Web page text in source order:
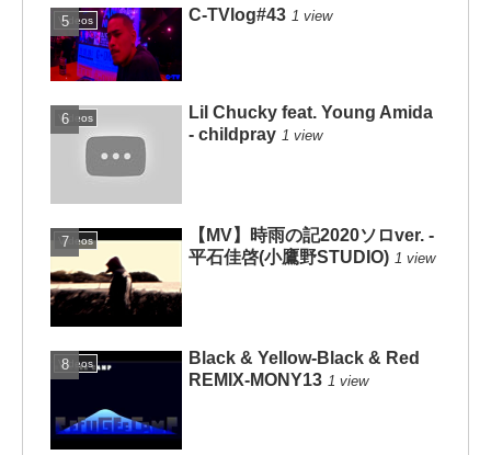
Videos C-TVlog#43 1 view
Videos
Lil Chucky feat. Young Amida
- childpray 1 view
Videos
【MV】時雨の記2020ソロver. -
平石佳啓(小鷹野STUDIO) 1 view
Videos
Black & Yellow-Black & Red
REMIX-MONY13 1 view